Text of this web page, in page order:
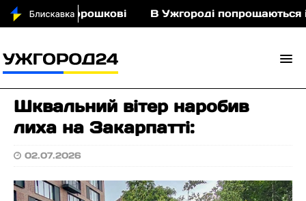
у Порошкові В Ужгороді попрощаються із
Шквальний вітер наробив
лиха на Закарпатті:
02.07.2026